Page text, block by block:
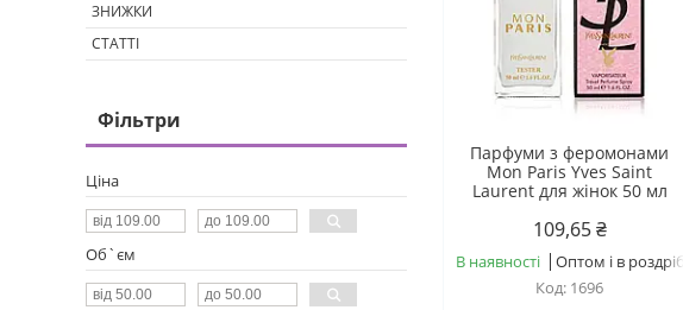
Парфуми з феромонами
Mon Paris Yves Saint
Laurent для жінок 50 мл
109,65 ₴
В наявності
Оптом і в роздріб
1696
ЗНИЖКИ
СТАТТІ
Фільтри
Ціна
Об`єм